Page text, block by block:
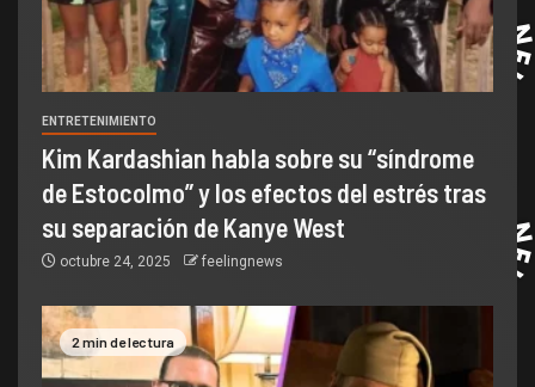
ENTRETENIMIENTO
Kim Kardashian habla sobre su “síndrome
de Estocolmo” y los efectos del estrés tras
su separación de Kanye West
octubre 24, 2025 feelingnews
2 min de lectura